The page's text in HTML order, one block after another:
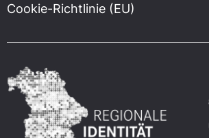
Cookie-Richtlinie (EU)